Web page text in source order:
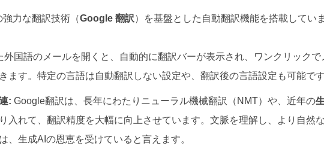
力な翻訳技術（Google 翻訳）を基盤とした自動翻訳機能を搭載していま
外国語のメールを開くと、自動的に翻訳バーが表示され、ワンクリックで
ます。特定の言語は自動翻訳しない設定や、翻訳後の言語設定も可能です
: Google翻訳は、長年にわたりニューラル機械翻訳（NMT）や、近年の
入れて、翻訳精度を大幅に向上させています。文脈を理解し、より自然
、生成AIの恩恵を受けていると言えます。